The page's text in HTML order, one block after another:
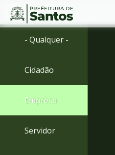
Ir
Ir
menu
Conteúdo
- Qualquer -
Cidadão
Empresa
Servidor